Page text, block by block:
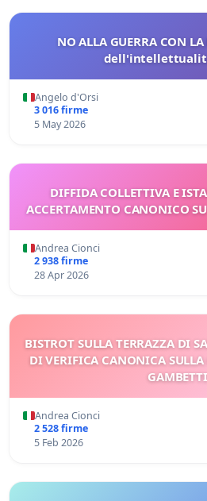
NO ALLA GUERRA CON
Angelo d'Orsi
3 016 firme
5 May 2026
DIFFIDA COLLETTIVA E
ACCERTAMENTO CANONICO
Andrea Cionci
2 938 firme
28 Apr 2026
BISTROT SULLA TERRAZZA DI
DI VERIFICA CANONICA SULLA
GAMBETTI
Andrea Cionci
2 528 firme
5 Feb 2026